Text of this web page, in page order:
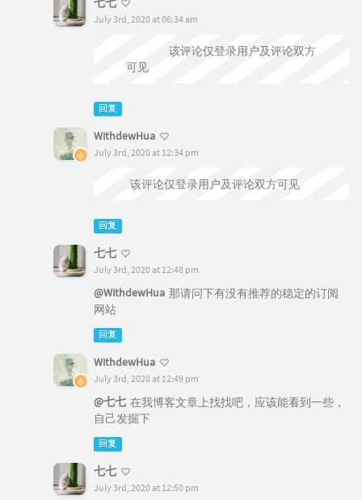
July 3rd, 2020 at 06:34 am
该评论仅登录用户及评论双方
可见
回复
WithdewHua
July 3rd, 2020 at 12:34 pm
该评论仅登录用户及评论双方可见
回复
七七
July 3rd, 2020 at 12:48 pm
@WithdewHua 那请问下有没有推荐的稳定的订阅
网站
回复
WithdewHua
July 3rd, 2020 at 12:49 pm
@七七 在我博客文章上找找吧，应该能看到一些，
自己发掘下
回复
七七
July 3rd, 2020 at 12:50 pm